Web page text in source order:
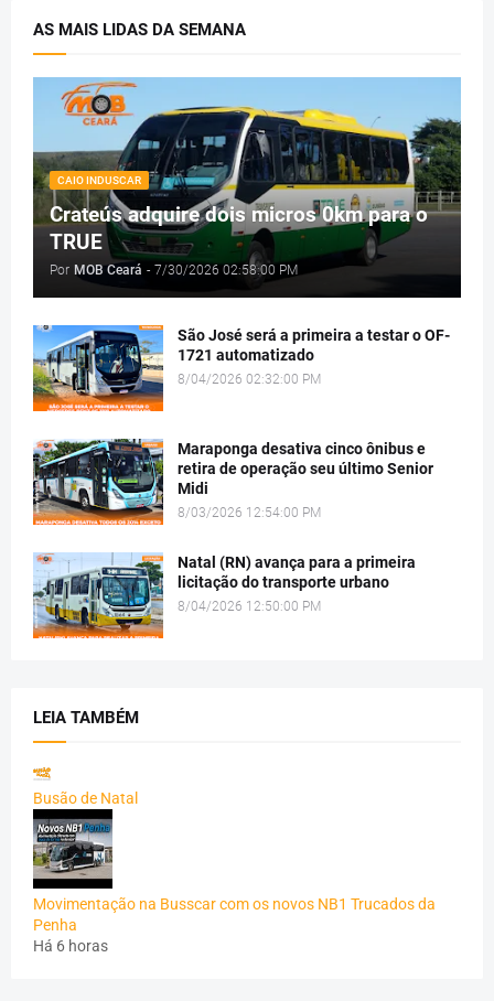
AS MAIS LIDAS DA SEMANA
CAIO INDUSCAR
Crateús adquire dois micros 0km para o
TRUE
Por MOB Ceará - 7/30/2026 02:58:00 PM
São José será a primeira a testar o OF-
1721 automatizado
8/04/2026 02:32:00 PM
Maraponga desativa cinco ônibus e
retira de operação seu último Senior
Midi
8/03/2026 12:54:00 PM
Natal (RN) avança para a primeira
licitação do transporte urbano
8/04/2026 12:50:00 PM
LEIA TAMBÉM
Busão de Natal
Movimentação na Busscar com os novos NB1 Trucados da
Penha
Há 6 horas